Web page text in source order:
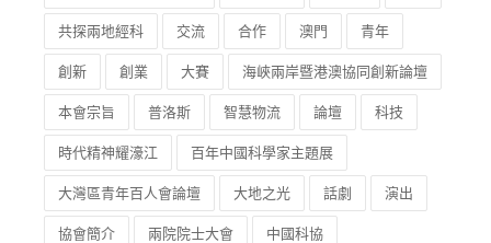
共探兩地經科 交流 合作 澳門 青年
創新 創業 大賽 海峽兩岸暨港澳協同創新論壇
本會宗旨 普洛斯 智慧物流 論壇 科技
時代精神耀濠江 百年中國科學家主題展
大灣區青年百人會論壇 大地之光 話劇 演出
協會簡介 兩院院士大會 中國科協